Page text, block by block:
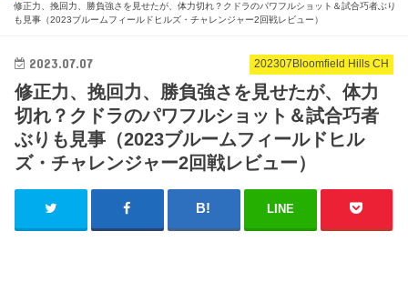
修正力、挽回力、勝負強さを見せたが、体力切れ？クドラのパワフルショット＆試合巧者ぶり
も見事（2023ブルームフィールドヒルズ・チャレンジャー2回戦レビュー）
202307Bloomfield Hills CH
2023.07.07
修正力、挽回力、勝負強さを見せたが、体力
切れ？クドラのパワフルショット＆試合巧者
ぶりも見事（2023ブルームフィールドヒル
ズ・チャレンジャー2回戦レビュー）
LINE